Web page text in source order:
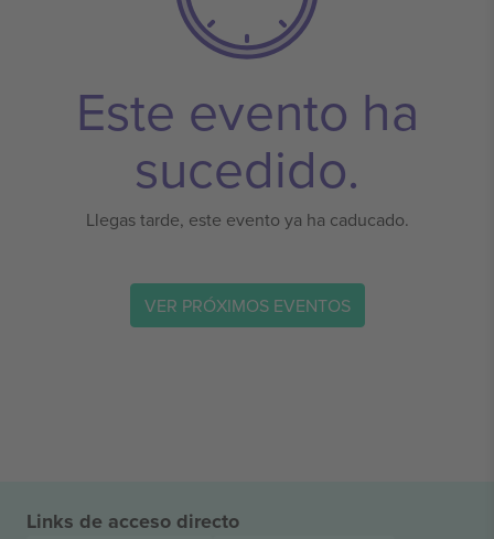
Este evento ha
sucedido.
Llegas tarde, este evento ya ha caducado.
VER PRÓXIMOS EVENTOS
Links de acceso directo